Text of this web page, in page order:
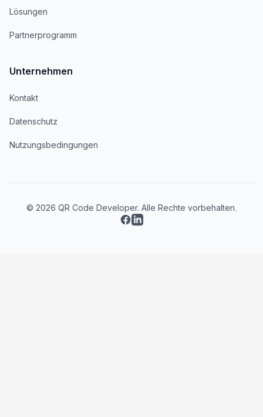
Lösungen
Partnerprogramm
Unternehmen
Kontakt
Datenschutz
Nutzungsbedingungen
© 2026 QR Code Developer. Alle Rechte vorbehalten.